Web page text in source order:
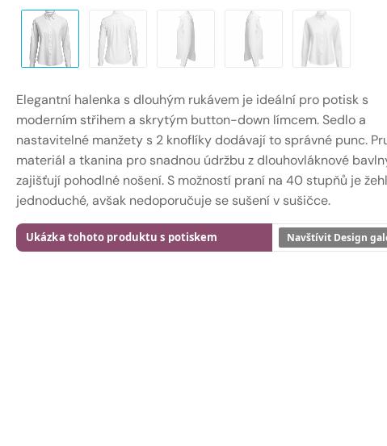
Elegantní halenka s dlouhým rukávem je ideální pro potisk s
moderním střihem a skrytým button-down límcem. Sedlo a
nastavitelné manžety s 2 knoflíky dodávají to správné punc.
materiál a tkanina pro snadnou údržbu z dlouhovláknové
zajišťují pohodlné nošení. S možností praní na 40 stupňů je
jednoduché, avšak nedoporučuje se sušení v sušičce.
Ukázka tohoto produktu s potiskem Navštívit Design